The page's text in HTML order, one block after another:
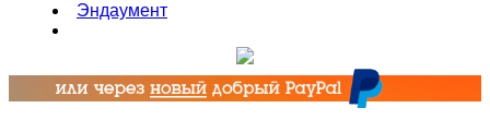
Эндаумент